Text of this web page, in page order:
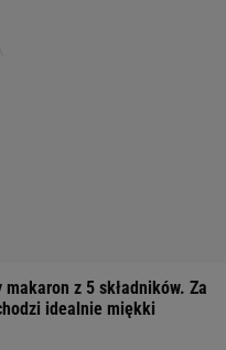
z 5 składników. Za
idealnie miękki